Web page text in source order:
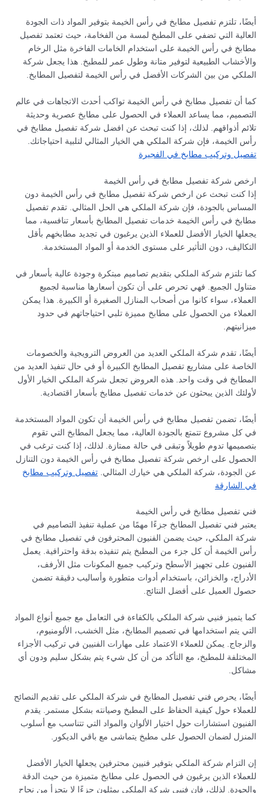
أيضًا، تلتزم تفصيل مطابخ في رأس الخيمة بتوفير المواد ذات الجودة
العالية التي تضفي على المطبخ لمسة من الفخامة، حيث تعتمد تفصيل
مطابخ في رأس الخيمة على استخدام الخامات الفاخرة مثل الرخام
والأخشاب الطبيعية لتوفير متانة وطول عمر للمطبخ. هذا يجعل شركة
الملكي من بين الشركات الأفضل في رأس الخيمة لتفصيل المطابخ.
كما أن تفصيل مطابخ في رأس الخيمة تواكب أحدث الاتجاهات في عالم
التصميم، مما يساعد العملاء في الحصول على مطابخ عصرية وحديثة
تلائم أذواقهم. لذلك، إذا كنت تبحث عن افضل شركة تفصيل مطابخ في
رأس الخيمة، فإن شركة الملكي هي الخيار المثالي لتلبية احتياجاتك.
تفصيل وتركيب مطابخ في الفجيرة
ارخص شركة تفصيل مطابخ في رأس الخيمة
إذا كنت تبحث عن ارخص شركة تفصيل مطابخ في رأس الخيمة دون
المساس بالجودة، فإن شركة الملكي هي الحل المثالي. تقدم تفصيل
مطابخ في رأس الخيمة خدمات تفصيل المطابخ بأسعار تنافسية، مما
يجعلها الخيار الأفضل للعملاء الذين يرغبون في تجديد مطابخهم بأقل
التكاليف، دون التأثير على مستوى الخدمة أو المواد المستخدمة.
كما تلتزم شركة الملكي بتقديم تصاميم مبتكرة وجودة عالية بأسعار في
متناول الجميع. فهي تحرص على أن تكون أسعارها مناسبة لجميع
العملاء، سواء كانوا من أصحاب المنازل الصغيرة أو الكبيرة. هذا يمكن
العملاء من الحصول على مطابخ مميزة تلبي احتياجاتهم في حدود
ميزانيتهم.
أيضًا، تقدم شركة الملكي العديد من العروض الترويجية والخصومات
الخاصة على مشاريع تفصيل المطابخ الكبيرة أو في حال تنفيذ العديد من
المطابخ في وقت واحد. هذه العروض تجعل شركة الملكي الخيار الأول
لأولئك الذين يبحثون عن خدمات تفصيل مطابخ بأسعار اقتصادية.
أيضًا، تضمن تفصيل مطابخ في رأس الخيمة أن تكون المواد المستخدمة
في كل مشروع تتمتع بالجودة العالية، مما يجعل المطابخ التي تقوم
بتصميمها تدوم طويلاً وتبقى في حالة ممتازة. لذلك، إذا كنت ترغب في
الحصول على ارخص شركة تفصيل مطابخ في رأس الخيمة دون التنازل
عن الجودة، شركة الملكي هي خيارك المثالي.تفصيل وتركيب مطابخ
في الشارقة
فني تفصيل مطابخ في رأس الخيمة
يعتبر فني تفصيل المطابخ جزءًا مهمًا من عملية تنفيذ التصاميم في
شركة الملكي، حيث يضمن الفنيون المحترفون في تفصيل مطابخ في
رأس الخيمة أن كل جزء من المطبخ يتم تنفيذه بدقة واحترافية. يعمل
الفنيون على تجهيز الأسطح وتركيب جميع المكونات مثل الأرفف،
الأدراج، والخزائن، باستخدام أدوات متطورة وأساليب دقيقة تضمن
حصول العميل على أفضل النتائج.
كما يتميز فنيي شركة الملكي بالكفاءة في التعامل مع جميع أنواع المواد
التي يتم استخدامها في تصميم المطابخ، مثل الخشب، الألومنيوم،
والزجاج. يمكن للعملاء الاعتماد على مهارات الفنيين في تركيب الأجزاء
المختلفة للمطبخ، مع التأكد من أن كل شيء يتم بشكل سليم ودون أي
مشاكل.
أيضًا، يحرص فني تفصيل المطابخ في شركة الملكي على تقديم النصائح
للعملاء حول كيفية الحفاظ على المطبخ وصيانته بشكل مستمر. يقدم
الفنيون استشارات حول اختيار الألوان والمواد التي تتناسب مع أسلوب
المنزل لضمان الحصول على مطبخ يتماشى مع باقي الديكور.
إن التزام شركة الملكي بتوفير فنيين محترفين يجعلها الخيار الأفضل
للعملاء الذين يرغبون في الحصول على مطابخ متميزة من حيث الدقة
والجودة. لذلك، فإن فنيي شركة الملكي يمثلون جزءًا لا يتجزأ من نجاح